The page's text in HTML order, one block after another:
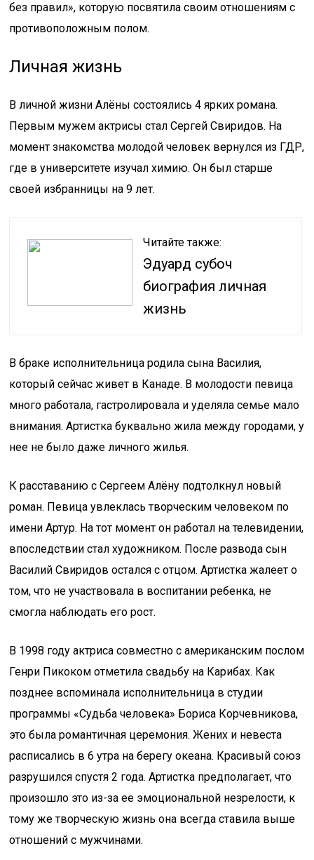
без правил», которую посвятила своим отношениям с
противоположным полом.
Личная жизнь
В личной жизни Алёны состоялись 4 ярких романа.
Первым мужем актрисы стал Сергей Свиридов. На
момент знакомства молодой человек вернулся из ГДР,
где в университете изучал химию. Он был старше
своей избранницы на 9 лет.
Читайте также:
Эдуард субоч
биография личная
жизнь
В браке исполнительница родила сына Василия,
который сейчас живет в Канаде. В молодости певица
много работала, гастролировала и уделяла семье мало
внимания. Артистка буквально жила между городами, у
нее не было даже личного жилья.
К расставанию с Сергеем Алёну подтолкнул новый
роман. Певица увлеклась творческим человеком по
имени Артур. На тот момент он работал на телевидении,
впоследствии стал художником. После развода сын
Василий Свиридов остался с отцом. Артистка жалеет о
том, что не участвовала в воспитании ребенка, не
смогла наблюдать его рост.
В 1998 году актриса совместно с американским послом
Генри Пикоком отметила свадьбу на Карибах. Как
позднее вспоминала исполнительница в студии
программы «Судьба человека» Бориса Корчевникова,
это была романтичная церемония. Жених и невеста
расписались в 6 утра на берегу океана. Красивый союз
разрушился спустя 2 года. Артистка предполагает, что
произошло это из-за ее эмоциональной незрелости, к
тому же творческую жизнь она всегда ставила выше
отношений с мужчинами.